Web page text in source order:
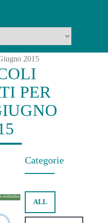
2015
PER
Categorie
ALL